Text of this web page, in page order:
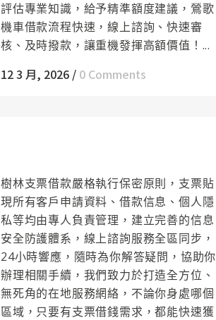
評估專業知識，給予精準額度建議，鶯歌
機車借款流程快速，線上諮詢、快速審
核、及時撥款，讓重機發揮高額價值！...
12 3 月, 2026 / 0 Comments
樹林支票借款嚴格執行保密原則，支票貼
現所有客戶申請資料、借款信息、個人隱
私等均由專人負責管理，建立完善的信息
安全防護體系，線上諮詢服務全區同步，
24小時響應，隨時為你解答疑問，協助你
辦理相關手續，我們致力於打造全方位、
無死角的在地服務網絡，不論你身處哪個
區域，只要有支票借錢需求，都能快速獲